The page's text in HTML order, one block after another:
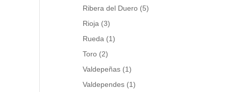
Ribera del Duero (5)
Rioja (3)
Rueda (1)
Toro (2)
Valdepeñas (1)
Valdependes (1)